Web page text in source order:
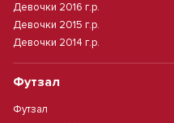
Девочки 2016 г.р.
Девочки 2015 г.р.
Девочки 2014 г.р.
Футзал
Футзал